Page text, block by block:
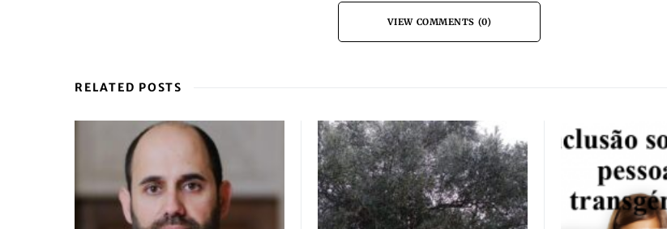
VIEW COMMENTS (0)
RELATED POSTS